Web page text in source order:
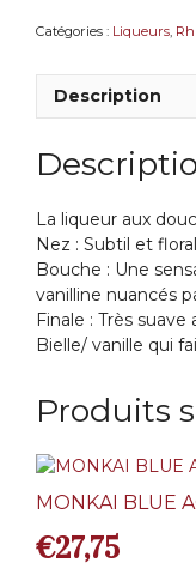
Catégories : Liqueurs,
Description
La liqueur aux
Nez : Subtil et
Bouche : Une
vanilline nuancés
Finale : Très
Bielle/ vanille qui
Produits
MONKAI BLUE
€27,75